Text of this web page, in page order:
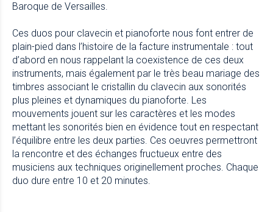
Baroque de Versailles.
Ces duos pour clavecin et pianoforte nous font entrer de
plain-pied dans l’histoire de la facture instrumentale : tout
d’abord en nous rappelant la coexistence de ces deux
instruments, mais également par le très beau mariage des
timbres associant le cristallin du clavecin aux sonorités
plus pleines et dynamiques du pianoforte. Les
mouvements jouent sur les caractères et les modes
mettant les sonorités bien en évidence tout en respectant
l’équilibre entre les deux parties. Ces oeuvres permettront
la rencontre et des échanges fructueux entre des
musiciens aux techniques originellement proches. Chaque
duo dure entre 10 et 20 minutes.